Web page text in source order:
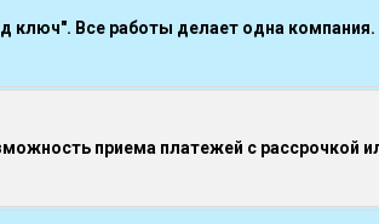
ключ". Все работы делает одна компания.
приема платежей с рассрочкой